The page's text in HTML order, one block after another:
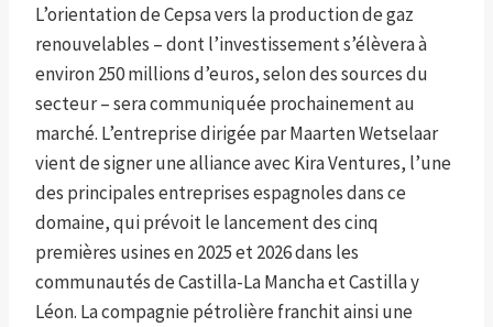
L’orientation de Cepsa vers la production de gaz
renouvelables – dont l’investissement s’élèvera à
environ 250 millions d’euros, selon des sources du
secteur – sera communiquée prochainement au
marché. L’entreprise dirigée par Maarten Wetselaar
vient de signer une alliance avec Kira Ventures, l’une
des principales entreprises espagnoles dans ce
domaine, qui prévoit le lancement des cinq
premières usines en 2025 et 2026 dans les
communautés de Castilla-La Mancha et Castilla y
Léon. La compagnie pétrolière franchit ainsi une